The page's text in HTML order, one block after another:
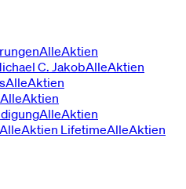
AlleAktien
C. JakobAlleAktien
AlleAktien
AlleAktien
AlleAktien
AlleAktien LifetimeAlleAktien